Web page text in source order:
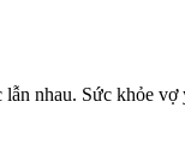
nhau. Sức khỏe